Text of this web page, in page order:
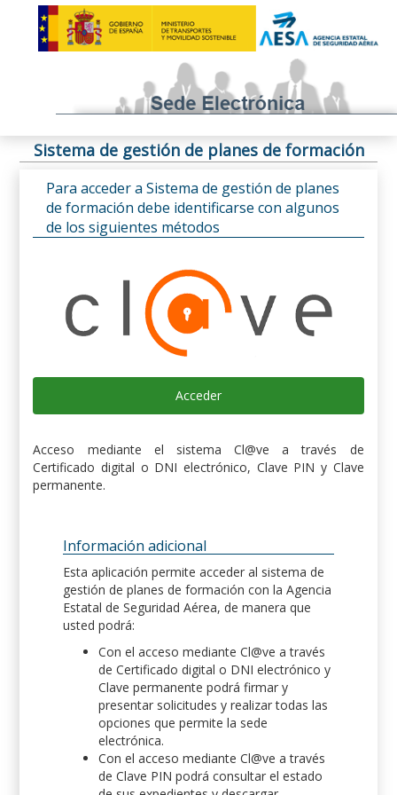
Sistema de gestión de planes de formación
Para acceder a Sistema de gestión de planes
de formación debe identificarse con algunos
de los siguientes métodos
Acceder
Acceso mediante el sistema Cl@ve a través de
Certificado digital o DNI electrónico, Clave PIN y Clave
permanente.
Información adicional
Esta aplicación permite acceder al sistema de
gestión de planes de formación con la Agencia
Estatal de Seguridad Aérea, de manera que
usted podrá:
Con el acceso mediante Cl@ve a través
de Certificado digital o DNI electrónico y
Clave permanente podrá firmar y
presentar solicitudes y realizar todas las
opciones que permite la sede
electrónica.
Con el acceso mediante Cl@ve a través
de Clave PIN podrá consultar el estado